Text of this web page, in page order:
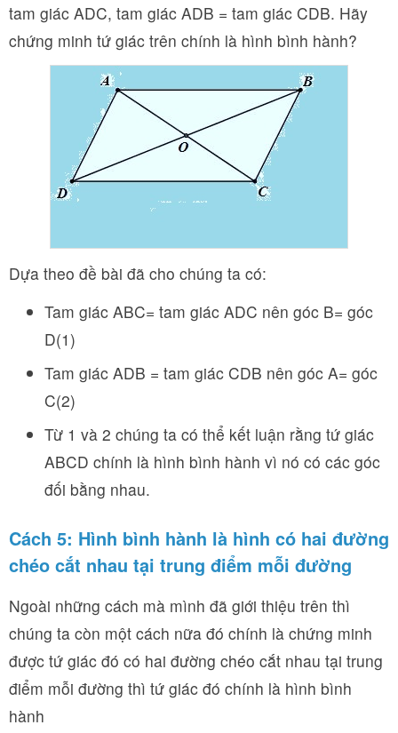
tam giác ADC, tam giác ADB = tam giác CDB. Hãy
chứng minh tứ giác trên chính là hình bình hành?
Dựa theo đề bài đã cho chúng ta có:
Tam giác ABC= tam giác ADC nên góc B= góc
D(1)
Tam giác ADB = tam giác CDB nên góc A= góc
C(2)
Từ 1 và 2 chúng ta có thể kết luận rằng tứ giác
ABCD chính là hình bình hành vì nó có các góc
đối bằng nhau.
Cách 5: Hình bình hành là hình có hai đường
chéo cắt nhau tại trung điểm mỗi đường
Ngoài những cách mà mình đã giới thiệu trên thì
chúng ta còn một cách nữa đó chính là chứng minh
được tứ giác đó có hai đường chéo cắt nhau tại trung
điểm mỗi đường thì tứ giác đó chính là hình bình
hành